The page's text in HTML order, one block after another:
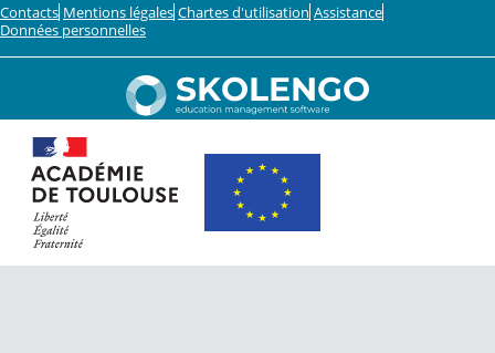
Contacts Mentions légales Chartes d'utilisation Assistance
Données personnelles